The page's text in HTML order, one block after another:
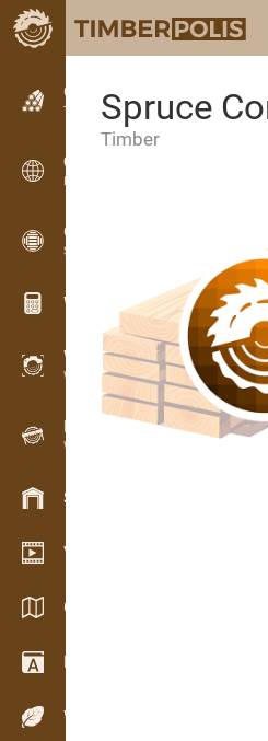
Classifieds
Text classifieds
Classifieds
International classifieds
OPTI-TIMB
Sawing patterns
Wood calculators
WoodProfi
Wood volume with AI
Recorder
Wood inventory in the field
Stock management
Video showroom
Catalogues / Brochures
Dictionary
Wood Species
Spruce
Timber